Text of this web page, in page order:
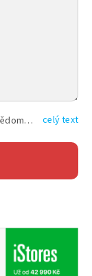
Vyplněním shora uvedených údajů beru na vědomí, že společnost TEXT FACTORY s.r.o., sídlem Brno, Durďákova 336/29, Černá Pole, PSČ: 613 00, IČ: 06157831, zapsané u Krajského soudu v Brně, oddíl C, vložka 100399, bude zpracovávat mé osobní údaje uvedené v rámci mnou vyplněného registračního formuláře na základě oprávněných zájmů TEXT FACTORY s.r.o. dle čl. 6 odst. 1 písm. f) GDPR a pro splnění právních povinností (čl. 6 odst. 1 písm. c) GDPR), a to pro tyto účely: nezbytnost zajistit oprávnění návštěvníka webových stránek provozovaných společností TEXT FACTORY s.r.o. přispívat aktivně ke zveřejněným článkům nebo v rámci diskusních fór a výkon práv TEXT FACTORY s.r.o. jako administrátora těchto diskusních fór. Více informací o zpracování osobních údajů a právech lze nalézt v celý text